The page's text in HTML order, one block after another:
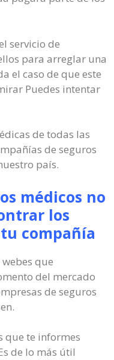
servicio de
para arreglar una
el caso de que este
Puedes intentar
de todas las
de seguros
país.
médicos no
los
compañía
que
del mercado
de seguros
que te informes
de lo más útil